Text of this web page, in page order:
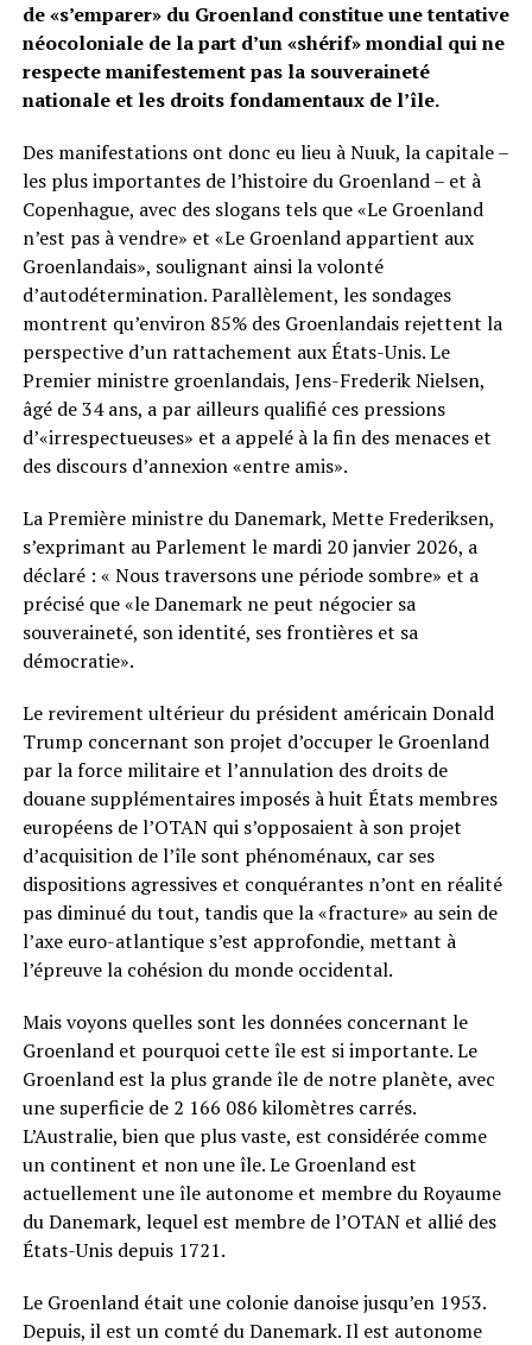
de «s’emparer» du Groenland constitue une tentative
néocoloniale de la part d’un «shérif» mondial qui ne
respecte manifestement pas la souveraineté
nationale et les droits fondamentaux de l’île.
Des manifestations ont donc eu lieu à Nuuk, la capitale –
les plus importantes de l’histoire du Groenland – et à
Copenhague, avec des slogans tels que «Le Groenland
n’est pas à vendre» et «Le Groenland appartient aux
Groenlandais», soulignant ainsi la volonté
d’autodétermination. Parallèlement, les sondages
montrent qu’environ 85% des Groenlandais rejettent la
perspective d’un rattachement aux États-Unis. Le
Premier ministre groenlandais, Jens-Frederik Nielsen,
âgé de 34 ans, a par ailleurs qualifié ces pressions
d’«irrespectueuses» et a appelé à la fin des menaces et
des discours d’annexion «entre amis».
La Première ministre du Danemark, Mette Frederiksen,
s’exprimant au Parlement le mardi 20 janvier 2026, a
déclaré : « Nous traversons une période sombre» et a
précisé que «le Danemark ne peut négocier sa
souveraineté, son identité, ses frontières et sa
démocratie».
Le revirement ultérieur du président américain Donald
Trump concernant son projet d’occuper le Groenland
par la force militaire et l’annulation des droits de
douane supplémentaires imposés à huit États membres
européens de l’OTAN qui s’opposaient à son projet
d’acquisition de l’île sont phénoménaux, car ses
dispositions agressives et conquérantes n’ont en réalité
pas diminué du tout, tandis que la «fracture» au sein de
l’axe euro-atlantique s’est approfondie, mettant à
l’épreuve la cohésion du monde occidental.
Mais voyons quelles sont les données concernant le
Groenland et pourquoi cette île est si importante. Le
Groenland est la plus grande île de notre planète, avec
une superficie de 2 166 086 kilomètres carrés.
L’Australie, bien que plus vaste, est considérée comme
un continent et non une île. Le Groenland est
actuellement une île autonome et membre du Royaume
du Danemark, lequel est membre de l’OTAN et allié des
États-Unis depuis 1721.
Le Groenland était une colonie danoise jusqu’en 1953.
Depuis, il est un comté du Danemark. Il est autonome